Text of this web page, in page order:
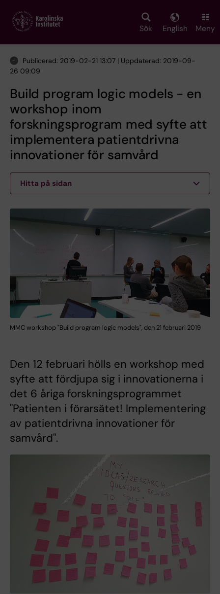
main
Sök English Meny
Publicerad: 2019-02-21 13:07 | Uppdaterad: 2019-09-
26 09:09
Build program logic models - en
workshop inom
forskningsprogram med syfte att
implementera patientdrivna
innovationer för samvård
Hitta på sidan
MMC workshop "Build program logic models", den 21 februari 2019
Den 12 februari hölls en workshop med
syfte att fördjupa sig i innovationerna i
det 6 åriga forskningsprogrammet
"Patienten i förarsätet! Implementering
av patientdrivna innovationer för
samvård".